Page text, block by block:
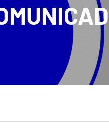
VISION
ÉQUIPE
CONSEIL D’ADMINISTRATION